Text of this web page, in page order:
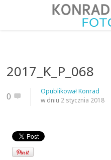
2017_K_P_068
0 OpublikowałKonrad
w dniu 2 stycznia 2018